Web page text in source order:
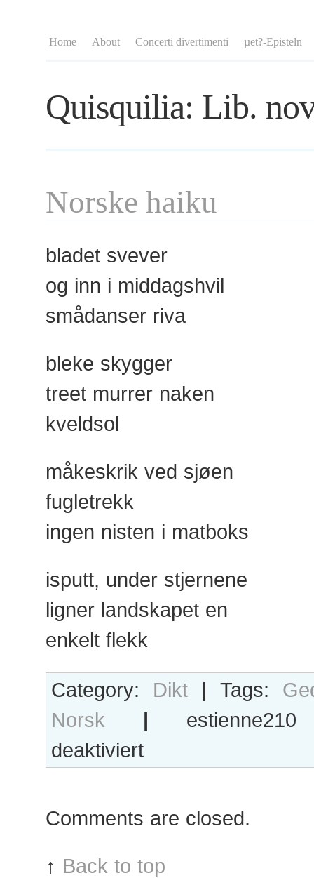
Home About Concerti divertimenti µet?-Episteln
Quisquilia: Lib.
Norske haiku
bladet svever
og inn i middagshvil
smådanser riva
bleke skygger
treet murrer naken
kveldsol
måkeskrik ved sjøen
fugletrekk
ingen nisten i matboks
isputt, under stjernene
ligner landskapet en
enkelt flekk
Category: Dikt | Tags:
Norsk
|
deaktiviertNorske
Comments are closed.
↑ Back to top